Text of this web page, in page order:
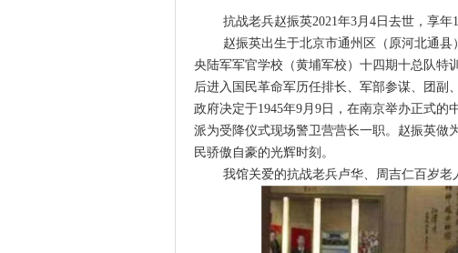
抗战老兵赵振英2021年3月4日去世，享年
赵振英出生于北京市通州区（原河北通县
央陆军军官学校（黄埔军校）十四期十总队特
后进入国民革命军历任排长、军部参谋、团副
政府决定于1945年9月9日，在南京举办正式
派为受降仪式现场警卫营营长一职。赵振英做
民骄傲自豪的光辉时刻。
我馆关爱的抗战老兵卢华、周吉仁百岁老人